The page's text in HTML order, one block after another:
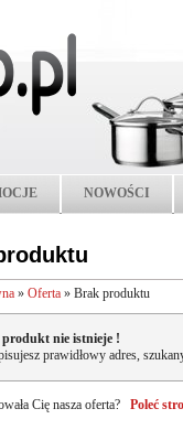
NOWOŚCI
» Oferta » Brak produktu
produkt nie istnieje !
prawidłowy adres,
Cię nasza oferta? Poleć